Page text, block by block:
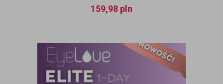
159,98 pln